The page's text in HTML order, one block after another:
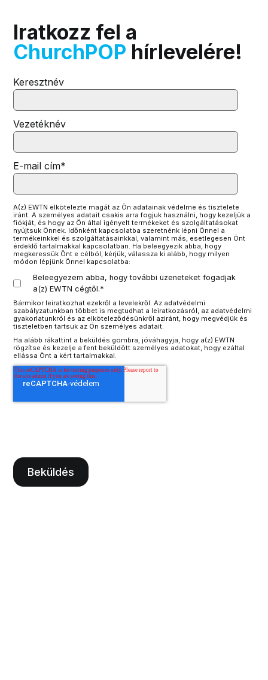
Iratkozz fel a
ChurchPOP hírlevelére!
Keresztnév
Vezetéknév
E-mail cím*
A(z) EWTN elkötelezte magát az Ön adatainak védelme és tisztelete
iránt. A személyes adatait csakis arra fogjuk használni, hogy kezeljük a
fiókját, és hogy az Ön által igényelt termékeket és szolgáltatásokat
nyújtsuk Önnek. Időnként kapcsolatba szeretnénk lépni Önnel a
termékeinkkel és szolgáltatásainkkal, valamint más, esetlegesen Önt
érdeklő tartalmakkal kapcsolatban. Ha beleegyezik abba, hogy
megkeressük Önt e célból, kérjük, válassza ki alább, hogy milyen
módon lépjünk Önnel kapcsolatba:
Beleegyezem abba, hogy további üzeneteket fogadjak
a(z) EWTN cégtől.*
Bármikor leiratkozhat ezekről a levelekről. Az adatvédelmi
szabályzatunkban többet is megtudhat a leiratkozásról, az adatvédelmi
gyakorlatunkról és az elköteleződésünkről aziránt, hogy megvédjük és
tiszteletben tartsuk az Ön személyes adatait.
Ha alább rákattint a beküldés gombra, jóváhagyja, hogy a(z) EWTN
rögzítse és kezelje a fent beküldött személyes adatokat, hogy ezáltal
ellássa Önt a kért tartalmakkal.